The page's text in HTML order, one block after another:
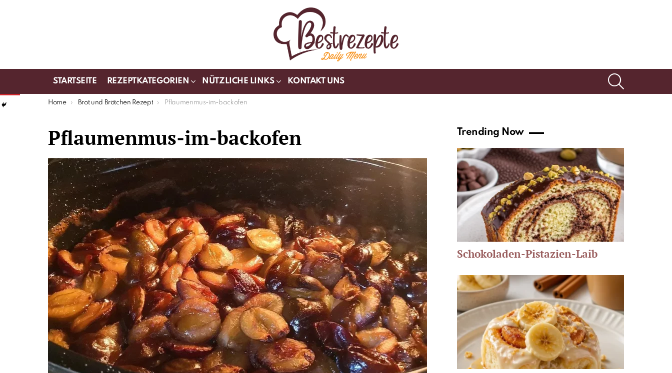
STARTSEITE REZEPTKATEGORIEN NÜTZLICHE LINKS KONTAKT UNS
You are here:
Home Brot und Brötchen Rezept Pflaumenmus-im-backofen
Pflaumenmus-im-backofen Trending Now
Schokoladen-Pistazien-Laib